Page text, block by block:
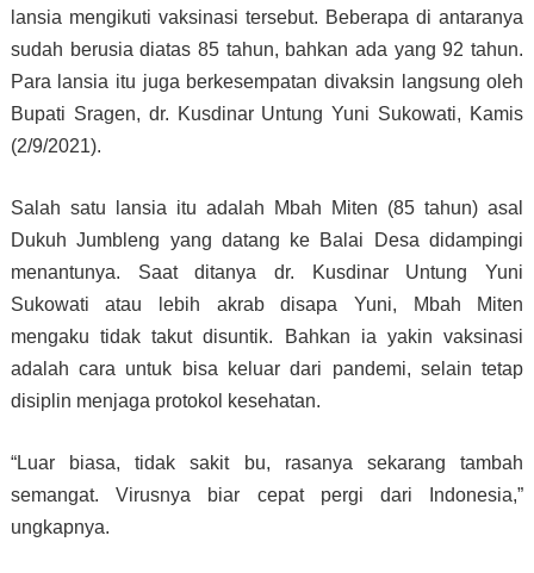
lansia mengikuti vaksinasi tersebut. Beberapa di antaranya
sudah berusia diatas 85 tahun, bahkan ada yang 92 tahun.
Para lansia itu juga berkesempatan divaksin langsung oleh
Bupati Sragen, dr. Kusdinar Untung Yuni Sukowati, Kamis
(2/9/2021).
Salah satu lansia itu adalah Mbah Miten (85 tahun) asal
Dukuh Jumbleng yang datang ke Balai Desa didampingi
menantunya. Saat ditanya dr. Kusdinar Untung Yuni
Sukowati atau lebih akrab disapa Yuni, Mbah Miten
mengaku tidak takut disuntik. Bahkan ia yakin vaksinasi
adalah cara untuk bisa keluar dari pandemi, selain tetap
disiplin menjaga protokol kesehatan.
“Luar biasa, tidak sakit bu, rasanya sekarang tambah
semangat. Virusnya biar cepat pergi dari Indonesia,”
ungkapnya.